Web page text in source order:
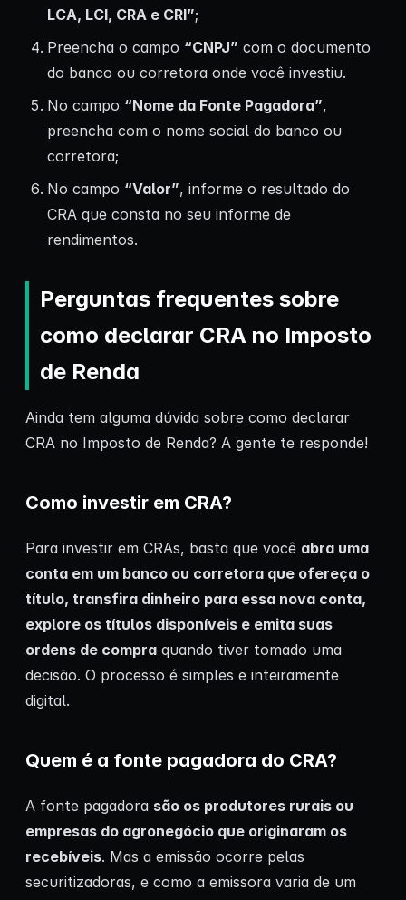
LCA, LCI, CRA e CRI”;
Preencha o campo “CNPJ” com o documento
do banco ou corretora onde você investiu.
No campo “Nome da Fonte Pagadora”,
preencha com o nome social do banco ou
corretora;
No campo “Valor”, informe o resultado do
CRA que consta no seu informe de
rendimentos.
Perguntas frequentes sobre
como declarar CRA no Imposto
de Renda
Ainda tem alguma dúvida sobre como declarar
CRA no Imposto de Renda? A gente te responde!
Como investir em CRA?
Para investir em CRAs, basta que você abra uma
conta em um banco ou corretora que ofereça o
título, transfira dinheiro para essa nova conta,
explore os títulos disponíveis e emita suas
ordens de compra quando tiver tomado uma
decisão. O processo é simples e inteiramente
digital.
Quem é a fonte pagadora do CRA?
A fonte pagadora são os produtores rurais ou
empresas do agronegócio que originaram os
recebíveis. Mas a emissão ocorre pelas
securitizadoras, e como a emissora varia de um